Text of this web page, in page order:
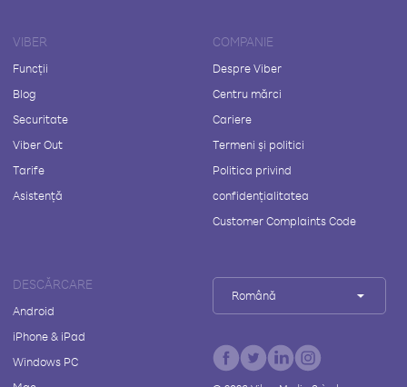
VIBER
Funcții
Blog
Securitate
Viber Out
Tarife
Asistență
COMPANIE
Despre Viber
Centru mărci
Cariere
Termeni și politici
Politica privind
confidențialitatea
Customer Complaints Code
DESCĂRCARE
Android
iPhone & iPad
Windows PC
Română